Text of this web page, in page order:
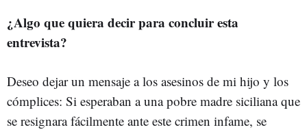
¿Algo que quiera decir para concluir esta
entrevista?
Deseo dejar un mensaje a los asesinos de mi hijo y los
cómplices: Si esperaban a una pobre madre siciliana que
se resignara fácilmente ante este crimen infame, se